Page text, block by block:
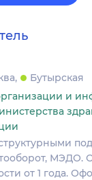
Бутырская
и
МЭДО.
от 1 года.